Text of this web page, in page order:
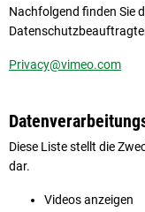
Nachfolgend finden Sie
Privacy@vimeo.com
Diese Liste stellt die
dar.
Videos anzeigen